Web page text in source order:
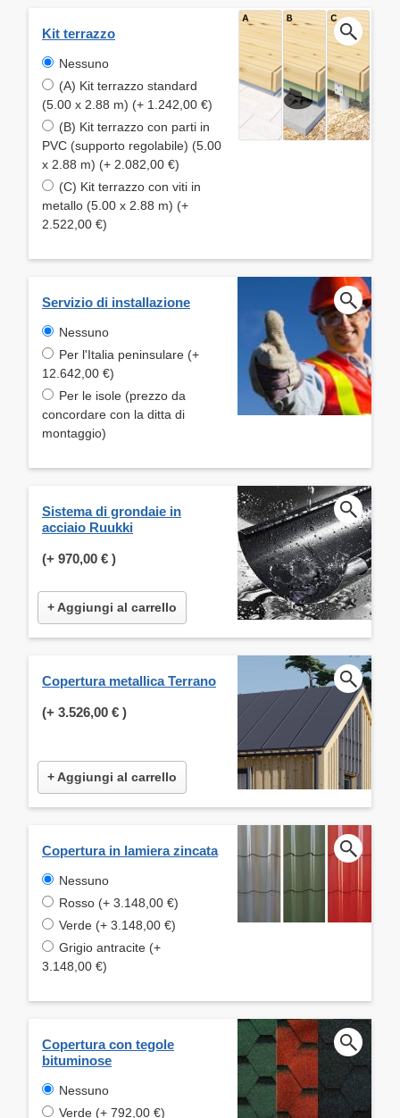
Kit terrazzo
Nessuno
(A) Kit terrazzo standard
(5.00 x 2.88 m) (+ 1.242,00 €)
(B) Kit terrazzo con parti in
PVC (supporto regolabile) (5.00
x 2.88 m) (+ 2.082,00 €)
(C) Kit terrazzo con viti in
metallo (5.00 x 2.88 m) (+
2.522,00 €)
Servizio di installazione
Nessuno
Per l'Italia peninsulare (+
12.642,00 €)
Per le isole (prezzo da
concordare con la ditta di
montaggio)
Sistema di grondaie in
acciaio Ruukki
(+ 970,00 € )
+ Aggiungi al carrello
Copertura metallica Terrano
(+ 3.526,00 € )
+ Aggiungi al carrello
Copertura in lamiera zincata
Nessuno
Rosso (+ 3.148,00 €)
Verde (+ 3.148,00 €)
Grigio antracite (+
3.148,00 €)
Copertura con tegole
bituminose
Nessuno
Verde (+ 792,00 €)